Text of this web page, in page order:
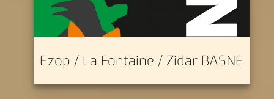
Ezop / La Fontaine / Zidar BASNE